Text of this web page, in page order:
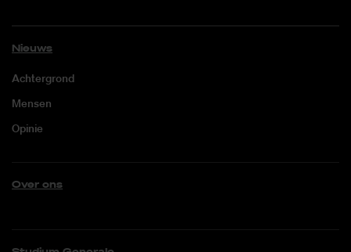
Nieuws
Achtergrond
Mensen
Opinie
Over ons